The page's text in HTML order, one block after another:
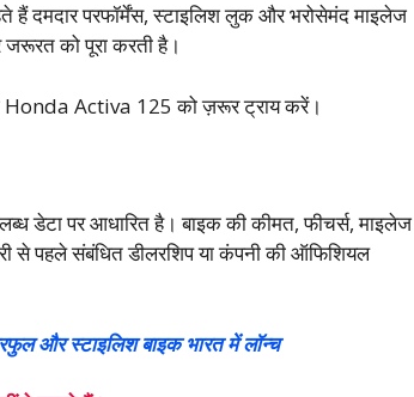
हैं दमदार परफॉर्मेंस, स्टाइलिश लुक और भरोसेमंद माइलेज
को पूरा करती है।
Honda Activa 125 को ज़रूर ट्राय करें।
डेटा पर आधारित है। बाइक की कीमत, फीचर्स, माइलेज
से पहले संबंधित डीलरशिप या कंपनी की ऑफिशियल
और स्टाइलिश बाइक भारत में लॉन्च